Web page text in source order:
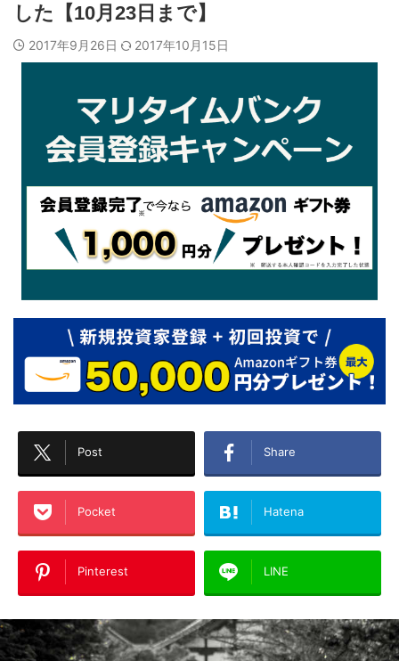
した【10月23日まで】
2017年9月26日 2017年10月15日
Post Share
Pocket Hatena
Pinterest LINE